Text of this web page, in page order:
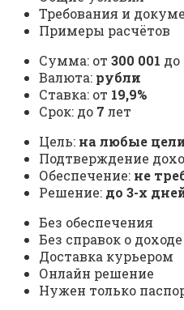
Требования и
Примеры расчётов
Сумма: от 300 001 до
Валюта: рубли
Ставка: от 19,9%
Срок: до 7 лет
Цель: на любые
Подтверждение
Обеспечение: не
Решение: до 3-х
Без обеспечения
Без справок о доходе
Доставка курьером
Онлайн решение
Нужен только